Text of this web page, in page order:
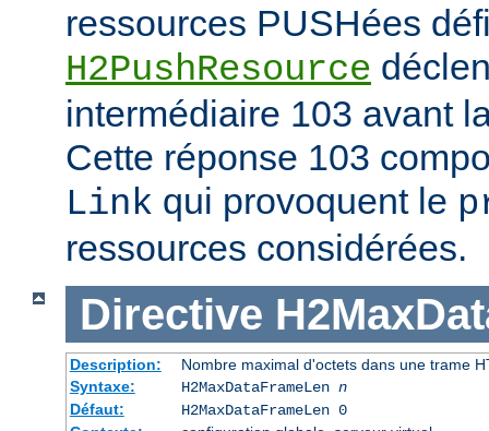
ressources PUSHées
H2PushResource
intermédiaire 103 avant
Cette réponse 103
Link qui provoquent le
ressources considérées.
Directive
Description:
Nombre maximal d'octets dans une trame
Syntaxe:
H2MaxDataFrameLen n
Défaut:
H2MaxDataFrameLen 0